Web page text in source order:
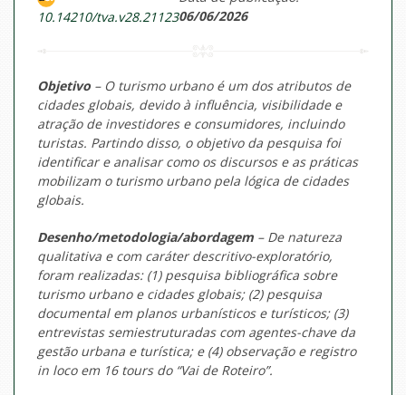
10.14210/tva.v28.2112306/06/2026
Objetivo – O turismo urbano é um dos atributos de
cidades globais, devido à influência, visibilidade e
atração de investidores e consumidores, incluindo
turistas. Partindo disso, o objetivo da pesquisa foi
identificar e analisar como os discursos e as práticas
mobilizam o turismo urbano pela lógica de cidades
globais.
Desenho/metodologia/abordagem – De natureza
qualitativa e com caráter descritivo-exploratório,
foram realizadas: (1) pesquisa bibliográfica sobre
turismo urbano e cidades globais; (2) pesquisa
documental em planos urbanísticos e turísticos; (3)
entrevistas semiestruturadas com agentes-chave da
gestão urbana e turística; e (4) observação e registro
in locoem 16 tours do “Vai de Roteiro”.